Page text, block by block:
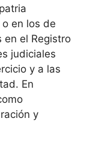
en los de
en el Registro
judiciales
y a las
En
y